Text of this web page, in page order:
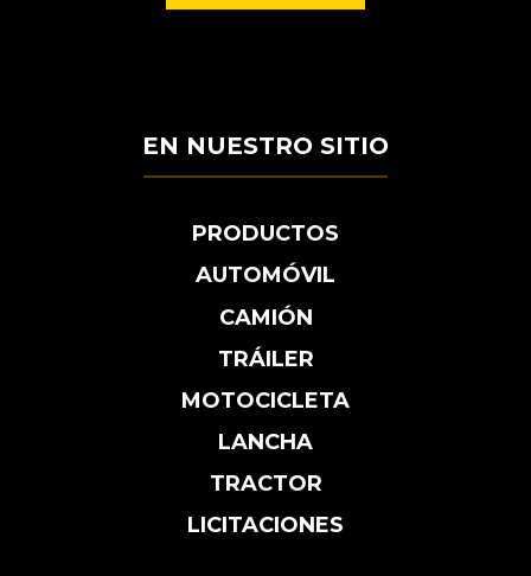
EN NUESTRO SITIO
PRODUCTOS
AUTOMÓVIL
CAMIÓN
TRÁILER
MOTOCICLETA
LANCHA
TRACTOR
LICITACIONES